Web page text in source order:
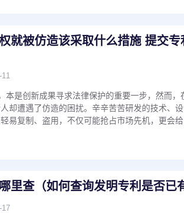
就被仿造该采取什么措施 提交
本是创新成果寻求法律保护的重要一步，然而，
却遭遇了仿造的困扰。辛辛苦苦研发的技术、
易复制、盗用，不仅可能抢占市场先机，更会
里查（如何查询发明专利是否已
17